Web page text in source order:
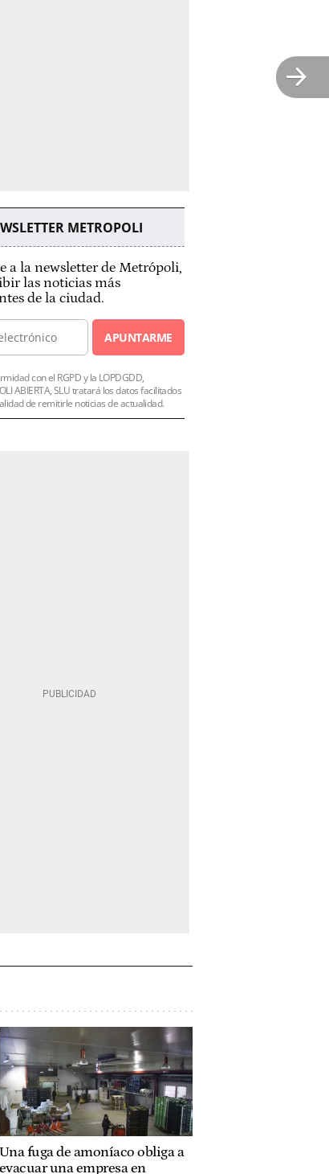
METROPOLI
a la newsletter de Metrópoli,
las noticias más
de la ciudad.
APUNTARME
con el RGPD y la LOPDGDD,
ABIERTA, SLU tratará los datos facilitados
de remitirle noticias de actualidad.
Una fuga de amoníaco obliga a
evacuar una empresa en